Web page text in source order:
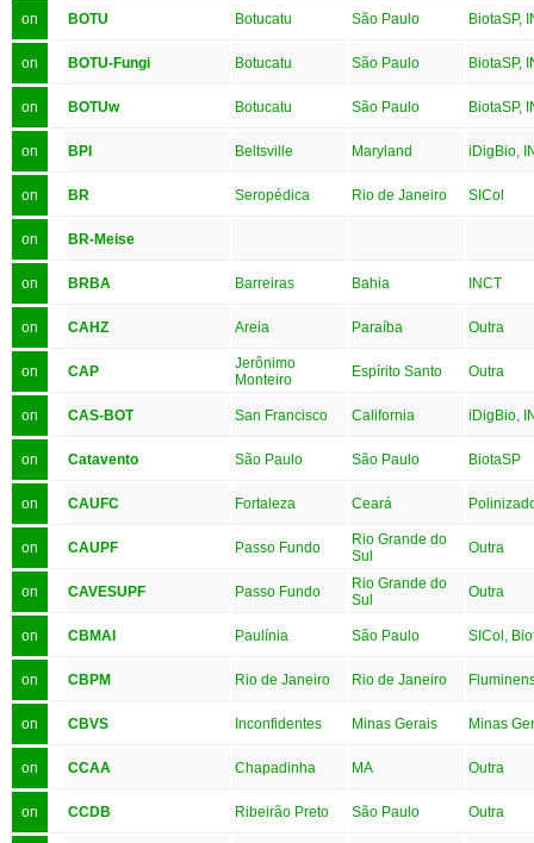
on BOTU Botucatu São Paulo BiotaSP,
on BOTU-Fungi Botucatu São Paulo BiotaSP,
on BOTUw Botucatu São Paulo BiotaSP,
on BPI Beltsville Maryland iDigBio,
on BR Seropédica Rio de Janeiro SICol
on BR-Meise
on BRBA Barreiras Bahia INCT
on CAHZ Areia Paraíba Outra
on CAP
Jerônimo
Monteiro
Espírito Santo Outra
on CAS-BOT San Francisco California iDigBio,
on Catavento São Paulo São Paulo BiotaSP
on CAUFC Fortaleza Ceará
on CAUPF Passo Fundo
Rio Grande do
Sul
Outra
on CAVESUPF Passo Fundo
Rio Grande do
Sul
Outra
on CBMAI Paulínia São Paulo SICol,
on CBPM Rio de Janeiro Rio de Janeiro
on CBVS Inconfidentes Minas Gerais Minas
on CCAA Chapadinha MA Outra
on CCDB Ribeirão Preto São Paulo Outra